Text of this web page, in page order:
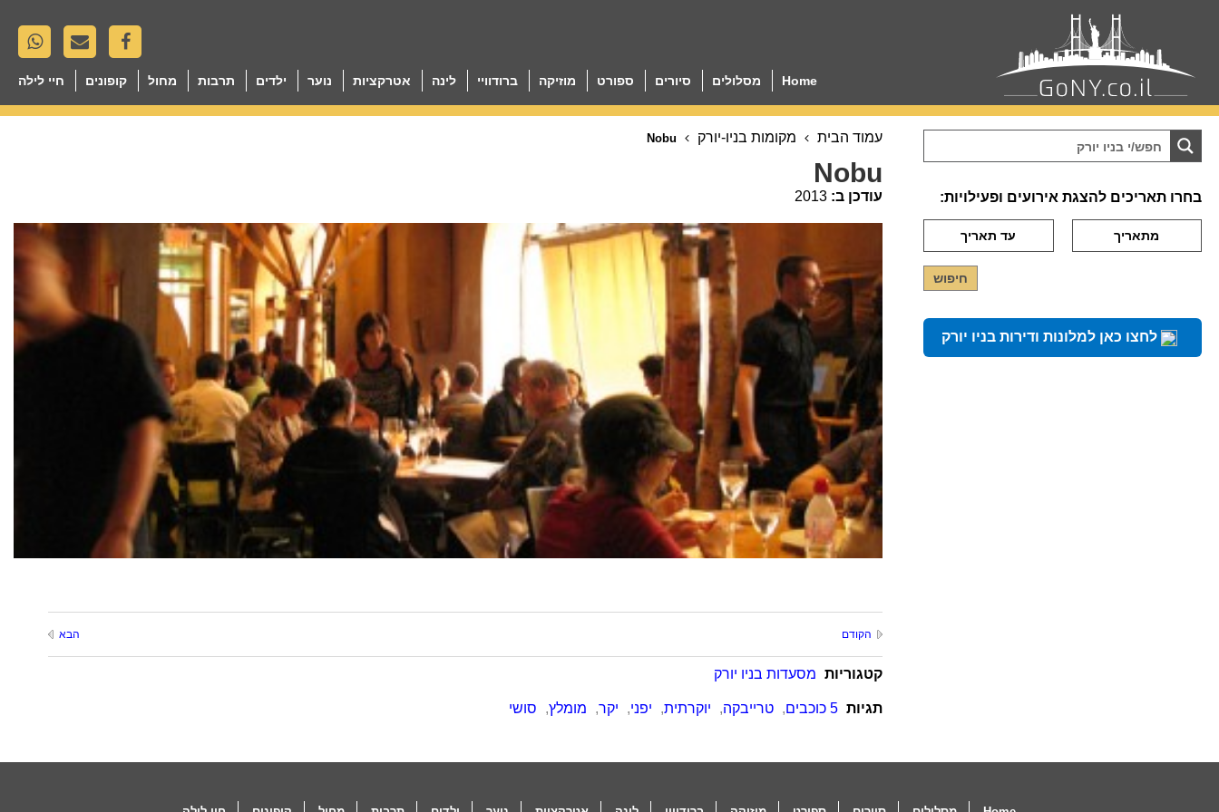
Home מסלולים סיורים ספורט מוזיקה ברודוויי לינה אטרקציות נוער ילדים תרבות מחול קופונים חיי לילה
עמוד הבית מקומות בניו-יורק
Nobu
עודכן ב: 2013
הקודם הבא
קטגוריות מסעדות בניו יורק
תגיות 5 כוכבים , טרייבקה, יוקרתית, יפני, יקר, מומלץ, סושי
בחרו תאריכים להצגת אירועים ופעילויות:
לחצו כאן למלונות ודירות בניו יורק